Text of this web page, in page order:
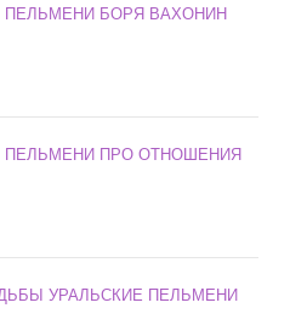
ПЕЛЬМЕНИ БОРЯ ВАХОНИН
ПЕЛЬМЕНИ ПРО ОТНОШЕНИЯ
УРАЛЬСКИЕ ПЕЛЬМЕНИ